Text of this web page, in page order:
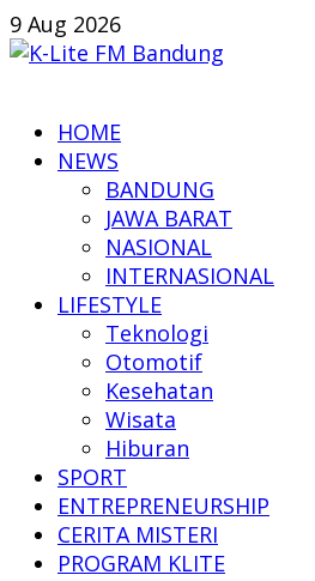
Skip
to
9 Aug 2026
Lite
Bandung
News
HOME
NEWS
BANDUNG
JAWA BARAT
NASIONAL
INTERNASIONAL
LIFESTYLE
Teknologi
Otomotif
Kesehatan
Wisata
Hiburan
SPORT
ENTREPRENEURSHIP
CERITA MISTERI
PROGRAM KLITE